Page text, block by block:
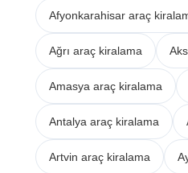
Afyonkarahisar araç
Ağrı araç kiralama
Amasya araç kiralama
Antalya araç kiralama
Artvin araç kiralama